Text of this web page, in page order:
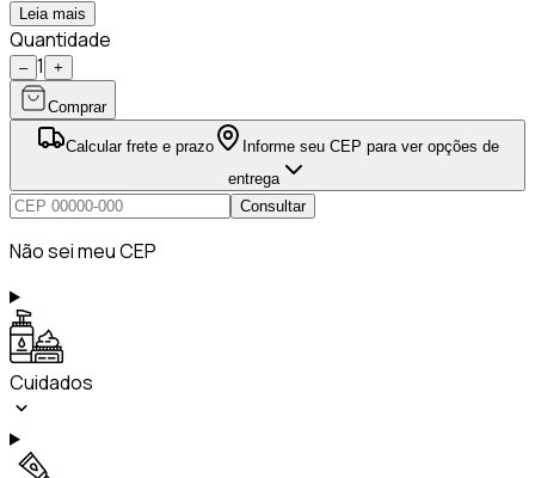
Leia mais
Quantidade
– 1 +
Comprar
Calcular frete e prazo
Informe seu CEP para ver opções de
entrega
Consultar
Não sei meu CEP
Cuidados